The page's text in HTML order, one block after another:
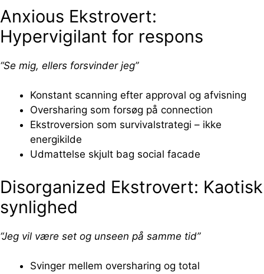
Anxious Ekstrovert:
Hypervigilant for respons
“Se mig, ellers forsvinder jeg”
Konstant scanning efter approval og afvisning
Oversharing som forsøg på connection
Ekstroversion som survivalstrategi – ikke
energikilde
Udmattelse skjult bag social facade
Disorganized Ekstrovert: Kaotisk
synlighed
“Jeg vil være set og unseen på samme tid”
Svinger mellem oversharing og total